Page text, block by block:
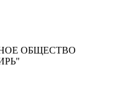
ОБЩЕСТВО